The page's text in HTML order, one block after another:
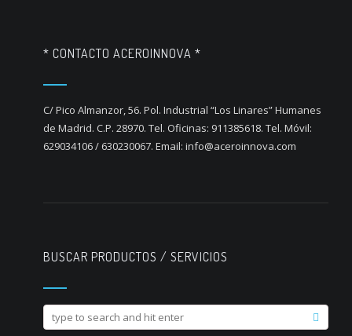
* CONTACTO ACEROINNOVA *
C/ Pico Almanzor, 56. Pol. Industrial “Los Linares” Humanes
de Madrid. C.P. 28970. Tel. Oficinas: 911385618. Tel. Móvil:
629034106 / 630230067. Email: info@aceroinnova.com
BUSCAR PRODUCTOS / SERVICIOS